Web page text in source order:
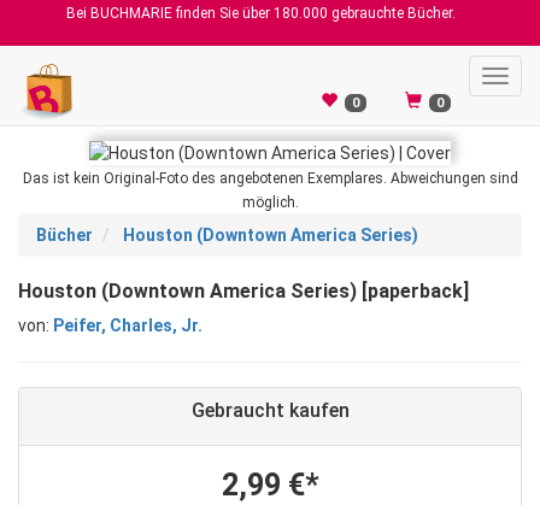
Bei BUCHMARIE finden Sie über 180.000 gebrauchte Bücher.
0 0
Das ist kein Original-Foto des angebotenen Exemplares. Abweichungen sind
möglich.
Bücher Houston (Downtown America Series)
Houston (Downtown America Series) [paperback]
von: Peifer, Charles, Jr.
Gebraucht kaufen
2,99 €*